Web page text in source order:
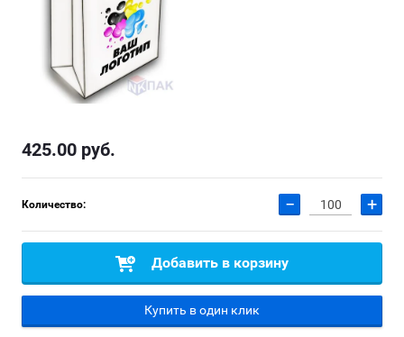
425.00 руб.
Количество: − +
Добавить в корзину
Купить в один клик